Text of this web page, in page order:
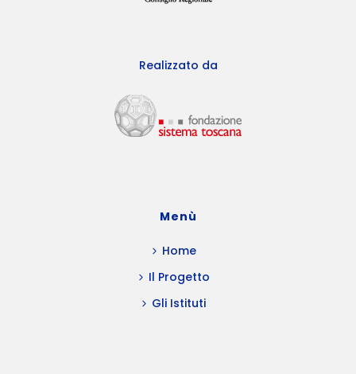
Realizzato da
Menù
Home
Il Progetto
Gli Istituti